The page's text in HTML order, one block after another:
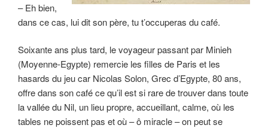
– Eh bien,
dans ce cas, lui dit son père, tu t’occuperas du café.
Soixante ans plus tard, le voyageur passant par Minieh
(Moyenne-Egypte) remercie les filles de Paris et les
hasards du jeu car Nicolas Solon, Grec d’Egypte, 80 ans,
offre dans son café ce qu’il est si rare de trouver dans toute
la vallée du Nil, un lieu propre, accueillant, calme, où les
tables ne poissent pas et où – ô miracle – on peut se